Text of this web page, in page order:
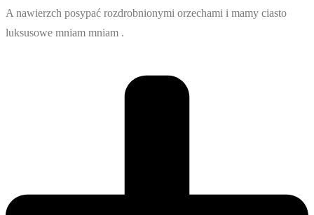
A nawierzch posypać rozdrobnionymi orzechami i mamy ciasto
luksusowe mniam mniam .